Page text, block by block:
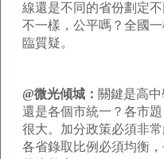
線還是不同的省份劃定
不一樣，公平嗎？全國
臨質疑。
@微光傾城： 關鍵是高
還是各個市統一？各市
很大。加分政策必須非
各省錄取比例必須均衡